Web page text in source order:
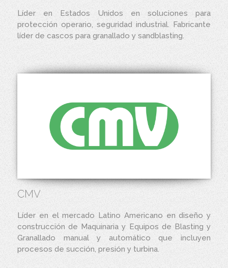
Líder en Estados Unidos en soluciones para
protección operario, seguridad industrial. Fabricante
líder de cascos para granallado y sandblasting.
CMV
Líder en el mercado Latino Americano en diseño y
construcción de Maquinaria y Equipos de Blasting y
Granallado manual y automático que incluyen
procesos de succión, presión y turbina.